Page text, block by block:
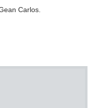
Carlos.